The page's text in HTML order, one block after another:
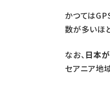
かつては
数が多いほ
なお、 日本
セアニア地